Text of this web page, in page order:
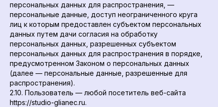
персональных данных для распространения, —
персональные данные, доступ неограниченного круга
лиц к которым предоставлен субъектом персональных
данных путем дачи согласия на обработку
персональных данных, разрешенных субъектом
персональных данных для распространения в порядке,
предусмотренном Законом о персональных данных
(далее — персональные данные, разрешенные для
распространения).
2.10. Пользователь — любой посетитель веб-сайта
https://studio-glianec.ru.